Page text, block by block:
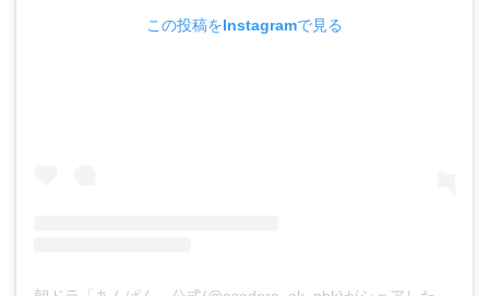
この投稿をInstagramで見る